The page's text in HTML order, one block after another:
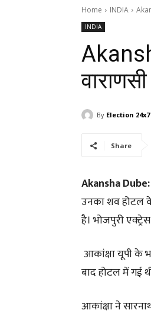
Home INDIA
INDIA
By Election 24x7
Share
Akansha Dube:
उनका शव होटल
है। भोजपुरी
आकांक्षा यूपी के
बाद होटल में गई
आकांक्षा ने